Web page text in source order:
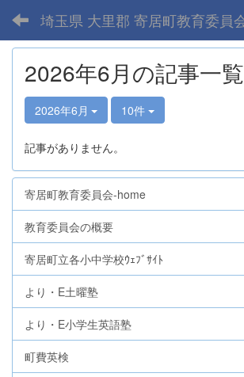
2026年6月の記事一覧
2026年6月 10件
記事がありません。
寄居町教育委員会-home
教育委員会の概要
寄居町立各小中学校ｳｪﾌﾞｻｲﾄ
より・E土曜塾
より・E小学生英語塾
町費英検